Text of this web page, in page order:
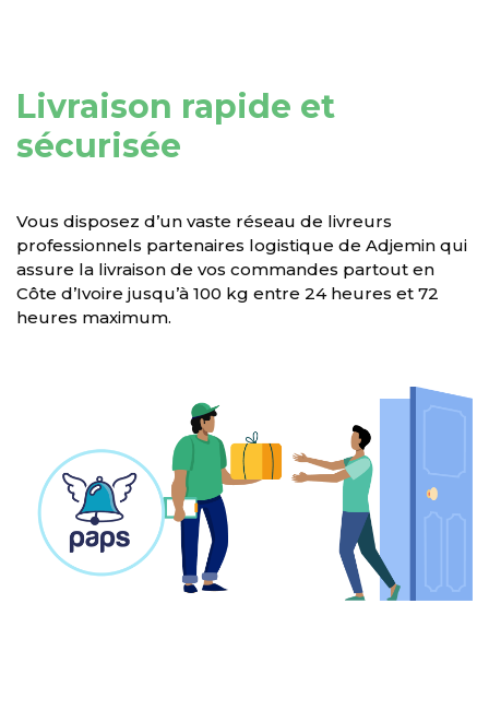
Livraison rapide et
sécurisée
Vous disposez d’un vaste réseau de livreurs
professionnels partenaires logistique de Adjemin qui
assure la livraison de vos commandes partout en
Côte d’Ivoire jusqu’à 100 kg entre 24 heures et 72
heures maximum.